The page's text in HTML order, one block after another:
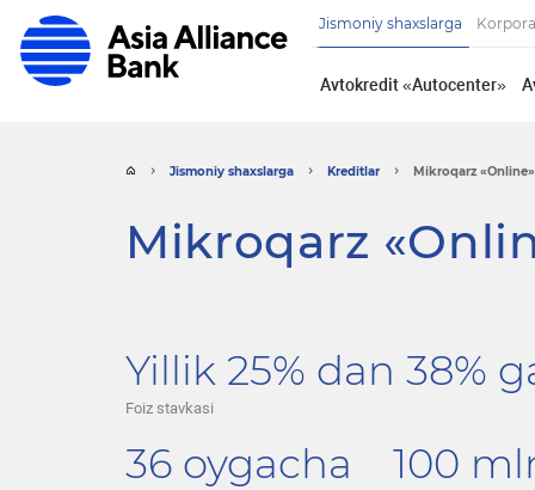
Jismoniy shaxslarga
Avtokredit «Autocenter»
Jismoniy shaxslarga Kreditlar Mikroqarz «Online»
Mikroqarz
Yillik 25% dan 38%
Foiz stavkasi
36 oygacha 100